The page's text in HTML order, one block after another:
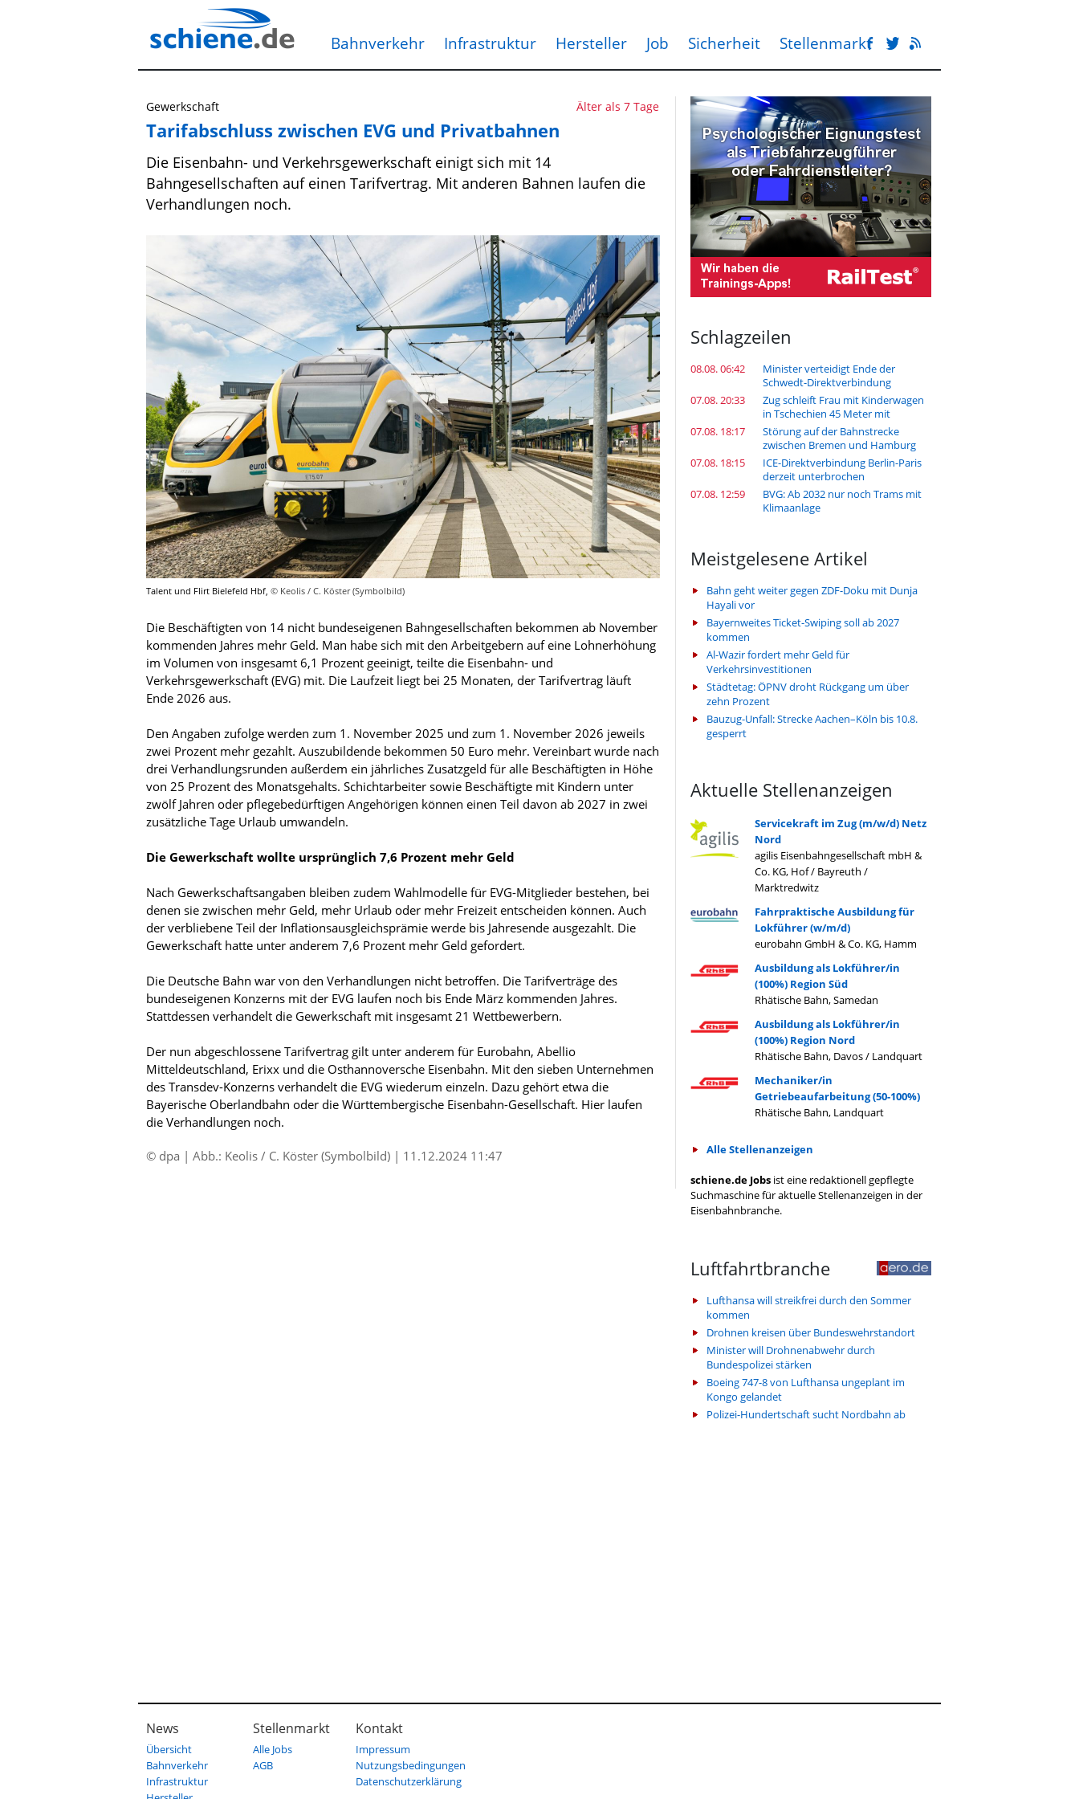
Bahnverkehr Infrastruktur Hersteller Job Sicherheit Stellenmarkt
Gewerkschaft Älter als 7 Tage
Tarifabschluss zwischen EVG und Privatbahnen
Die Eisenbahn- und Verkehrsgewerkschaft einigt sich mit 14
Bahngesellschaften auf einen Tarifvertrag. Mit anderen Bahnen laufen die
Verhandlungen noch.
Talent und Flirt Bielefeld Hbf, © Keolis / C. Köster (Symbolbild)
Die Beschäftigten von 14 nicht bundeseigenen Bahngesellschaften bekommen ab November
kommenden Jahres mehr Geld. Man habe sich mit den Arbeitgebern auf eine Lohnerhöhung
im Volumen von insgesamt 6,1 Prozent geeinigt, teilte die Eisenbahn- und
Verkehrsgewerkschaft (EVG) mit. Die Laufzeit liegt bei 25 Monaten, der Tarifvertrag läuft
Ende 2026 aus.
Den Angaben zufolge werden zum 1. November 2025 und zum 1. November 2026 jeweils
zwei Prozent mehr gezahlt. Auszubildende bekommen 50 Euro mehr. Vereinbart wurde nach
drei Verhandlungsrunden außerdem ein jährliches Zusatzgeld für alle Beschäftigten in Höhe
von 25 Prozent des Monatsgehalts. Schichtarbeiter sowie Beschäftigte mit Kindern unter
zwölf Jahren oder pflegebedürftigen Angehörigen können einen Teil davon ab 2027 in zwei
zusätzliche Tage Urlaub umwandeln.
Die Gewerkschaft wollte ursprünglich 7,6 Prozent mehr Geld
Nach Gewerkschaftsangaben bleiben zudem Wahlmodelle für EVG-Mitglieder bestehen, bei
denen sie zwischen mehr Geld, mehr Urlaub oder mehr Freizeit entscheiden können. Auch
der verbliebene Teil der Inflationsausgleichsprämie werde bis Jahresende ausgezahlt. Die
Gewerkschaft hatte unter anderem 7,6 Prozent mehr Geld gefordert.
Die Deutsche Bahn war von den Verhandlungen nicht betroffen. Die Tarifverträge des
bundeseigenen Konzerns mit der EVG laufen noch bis Ende März kommenden Jahres.
Stattdessen verhandelt die Gewerkschaft mit insgesamt 21 Wettbewerbern.
Der nun abgeschlossene Tarifvertrag gilt unter anderem für Eurobahn, Abellio
Mitteldeutschland, Erixx und die Osthannoversche Eisenbahn. Mit den sieben Unternehmen
des Transdev-Konzerns verhandelt die EVG wiederum einzeln. Dazu gehört etwa die
Bayerische Oberlandbahn oder die Württembergische Eisenbahn-Gesellschaft. Hier laufen
die Verhandlungen noch.
© dpa | Abb.: Keolis / C. Köster (Symbolbild) | 11.12.2024 11:47
Schlagzeilen
08.08. 06:42
Minister verteidigt Ende der
Schwedt-Direktverbindung
07.08. 20:33
Zug schleift Frau mit Kinderwagen
in Tschechien 45 Meter mit
07.08. 18:17
Störung auf der Bahnstrecke
zwischen Bremen und Hamburg
07.08. 18:15
ICE-Direktverbindung Berlin-Paris
derzeit unterbrochen
07.08. 12:59
BVG: Ab 2032 nur noch Trams mit
Klimaanlage
Meistgelesene Artikel
Bahn geht weiter gegen ZDF-Doku mit Dunja
Hayali vor
Bayernweites Ticket-Swiping soll ab 2027
kommen
Al-Wazir fordert mehr Geld für
Verkehrsinvestitionen
Städtetag: ÖPNV droht Rückgang um über
zehn Prozent
Bauzug-Unfall: Strecke Aachen–Köln bis 10.8.
gesperrt
Aktuelle Stellenanzeigen
Servicekraft im Zug (m/w/d) Netz
Nord
agilis Eisenbahngesellschaft mbH &
Co. KG, Hof / Bayreuth /
Marktredwitz
Fahrpraktische Ausbildung für
Lokführer (w/m/d)
eurobahn GmbH & Co. KG, Hamm
Ausbildung als Lokführer/in
(100%) Region Süd
Rhätische Bahn, Samedan
Ausbildung als Lokführer/in
(100%) Region Nord
Rhätische Bahn, Davos / Landquart
Mechaniker/in
Getriebeaufarbeitung (50-100%)
Rhätische Bahn, Landquart
Alle Stellenanzeigen
schiene.de Jobs ist eine redaktionell gepflegte
Suchmaschine für aktuelle Stellenanzeigen in der
Eisenbahnbranche.
Luftfahrtbranche
Lufthansa will streikfrei durch den Sommer
kommen
Drohnen kreisen über Bundeswehrstandort
Minister will Drohnenabwehr durch
Bundespolizei stärken
Boeing 747-8 von Lufthansa ungeplant im
Kongo gelandet
Polizei-Hundertschaft sucht Nordbahn ab
News
Übersicht
Bahnverkehr
Infrastruktur
Stellenmarkt
Alle Jobs
AGB
Kontakt
Impressum
Nutzungsbedingungen
Datenschutzerklärung